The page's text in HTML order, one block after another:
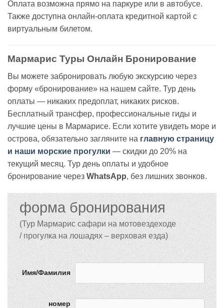
Оплата возможна прямо на паркуре или в автобусе.
Также доступна онлайн-оплата кредитной картой с
виртуальным билетом.
Мармарис Туры Онлайн Бронирование
Вы можете забронировать любую экскурсию через
форму «бронирование» на нашем сайте. Тур день
оплаты — никаких предоплат, никаких рисков.
Бесплатный трансфер, профессиональные гиды и
лучшие цены в Мармарисе. Если хотите увидеть море и
острова, обязательно загляните на главную страницу
и наши морские прогулки — скидки до 20% на
текущий месяц. Тур день оплаты и удобное
бронирование через WhatsApp, без лишних звонков.
форма бронирования
(Тур Мармарис сафари на мотовездеходе
/ прогулка на лошадях – верховая езда)
Имя/Фамилия
номер